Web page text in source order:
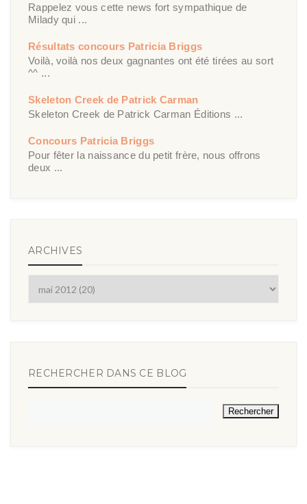
Rappelez vous cette news fort sympathique de
Milady qui ...
Résultats concours Patricia Briggs
Voilà, voilà nos deux gagnantes ont été tirées au sort
^^ ...
Skeleton Creek de Patrick Carman
Skeleton Creek de Patrick Carman Éditions ...
Concours Patricia Briggs
Pour fêter la naissance du petit frère, nous offrons
deux ...
ARCHIVES
RECHERCHER DANS CE BLOG